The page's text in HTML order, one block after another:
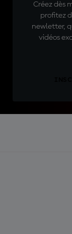
Créez dès
profitez
newletter,
vidéos